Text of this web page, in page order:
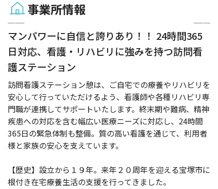
事業所情報
マンパワーに自信と誇りあり！！ 24時間365
日対応、看護・リハビリに強みを持つ訪問看
護ステーション
訪問看護ステーション憩は、ご自宅での療養やリハビリを
安心して行っていただけるよう、看護師や各種リハビリ専
門職が連携してサポートいたします。終末期や難病、精神
疾患への対応を含む幅広い医療ニーズに対応し、24時間
365日の緊急体制も整備。質の高い看護を通じて、利用者
様と家族の安心を支えています。
【歴史】設立から１９年。来年２０周年を迎える宝塚市に
根付き在宅療養生活の支援を行ってきました。